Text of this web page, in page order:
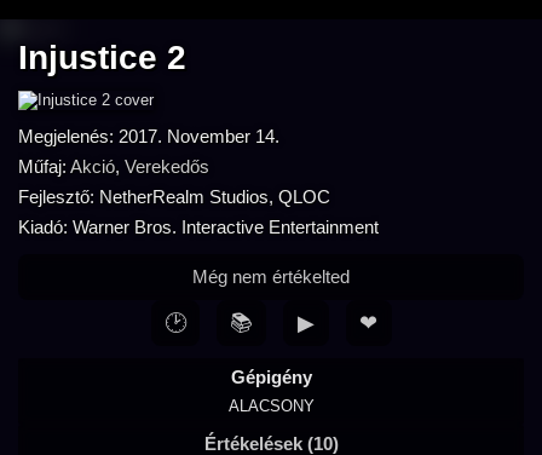
Injustice 2
Megjelenés: 2017. November 14.
Műfaj: Akció, Verekedős
Fejlesztő: NetherRealm Studios, QLOC
Kiadó: Warner Bros. Interactive Entertainment
Gépigény
ALACSONY
Értékelések (10)
Még nem értékelted
🕑 📚 ▶ ❤